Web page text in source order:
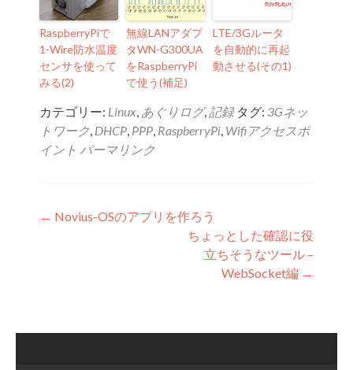
RaspberryPiで
1-Wire防水温度
センサを使って
みる(2)
無線LANアダプ
タWN-G300UA
をRaspberryPi
で使う(補足)
LTE/3Gルータ
を自動的に再起
動させる(その1)
カテゴリー: Linux あぐりログ, 記録タグ: 3Gネッ
トワーク DHCP PPP RaspberryPi Wifiアクセスポ
イント パーマリンク
投稿ナビゲーション
← Novius-OSのアプリを作ろう
ちょっとした確認に役
立ちそうなツール –
WebSocket編 →